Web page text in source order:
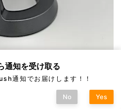
極性を変更できます。
通知を受け取る
通知でお届けします！！
No Yes